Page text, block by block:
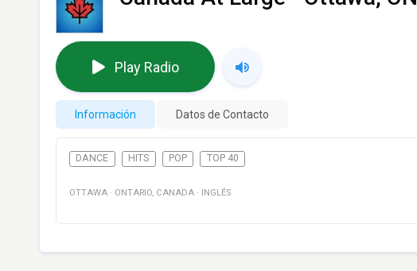
Play Radio
Información Datos de Contacto
DANCE HITS POP TOP 40
OTTAWA · ONTARIO, CANADA · INGLÉS